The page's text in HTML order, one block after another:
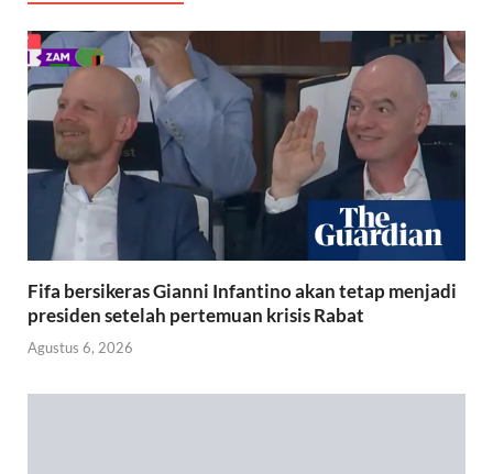
Fifa bersikeras Gianni Infantino akan tetap menjadi
presiden setelah pertemuan krisis Rabat
Agustus 6, 2026